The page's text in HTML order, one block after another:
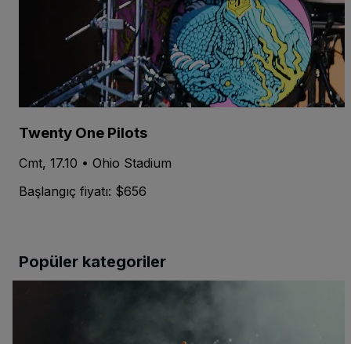
Twenty One Pilots
Cmt, 17.10 • Ohio Stadium
Başlangıç fiyatı: $656
Popüler kategoriler